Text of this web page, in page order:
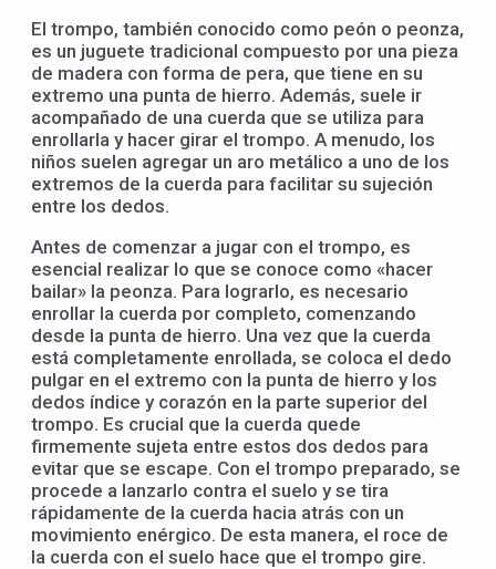
El trompo, también conocido como peón o peonza,
es un juguete tradicional compuesto por una pieza
de madera con forma de pera, que tiene en su
extremo una punta de hierro. Además, suele ir
acompañado de una cuerda que se utiliza para
enrollarla y hacer girar el trompo. A menudo, los
niños suelen agregar un aro metálico a uno de los
extremos de la cuerda para facilitar su sujeción
entre los dedos.
Antes de comenzar a jugar con el trompo, es
esencial realizar lo que se conoce como «hacer
bailar» la peonza. Para lograrlo, es necesario
enrollar la cuerda por completo, comenzando
desde la punta de hierro. Una vez que la cuerda
está completamente enrollada, se coloca el dedo
pulgar en el extremo con la punta de hierro y los
dedos índice y corazón en la parte superior del
trompo. Es crucial que la cuerda quede
firmemente sujeta entre estos dos dedos para
evitar que se escape. Con el trompo preparado, se
procede a lanzarlo contra el suelo y se tira
rápidamente de la cuerda hacia atrás con un
movimiento enérgico. De esta manera, el roce de
la cuerda con el suelo hace que el trompo gire.